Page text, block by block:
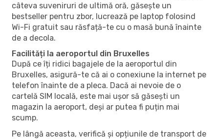
câteva suveniruri de ultimă oră, găsește un
bestseller pentru zbor, lucrează pe laptop folosind
Wi-Fi gratuit sau răsfață-te cu o masă bună înainte
de a decola.
Facilități la aeroportul din Bruxelles
După ce îți ridici bagajele de la aeroportul din
Bruxelles, asigură-te că ai o conexiune la internet pe
telefon înainte de a pleca. Dacă ai nevoie de o
cartelă SIM locală, este mai ușor să găsești un
magazin la aeroport, deși ar putea fi puțin mai
scump.
Pe lângă aceasta, verifică și opțiunile de transport de